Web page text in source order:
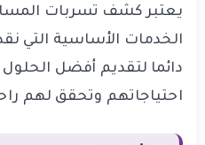
يعتبر كشف تسربات
الخدمات الأساسية التي
دائما لتقديم أفضل الحلول
احتياجاتهم وتحقق لهم